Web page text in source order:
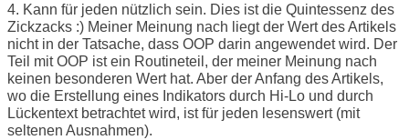
4. Kann für jeden nützlich sein. Dies ist die Quintessenz des
Zickzacks :) Meiner Meinung nach liegt der Wert des Artikels
nicht in der Tatsache, dass OOP darin angewendet wird. Der
Teil mit OOP ist ein Routineteil, der meiner Meinung nach
keinen besonderen Wert hat. Aber der Anfang des Artikels,
wo die Erstellung eines Indikators durch Hi-Lo und durch
Lückentext betrachtet wird, ist für jeden lesenswert (mit
seltenen Ausnahmen).